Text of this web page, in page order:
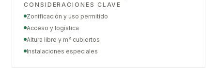
CONSIDERACIONES CLAVE
Zonificación y uso permitido
Acceso y logística
Altura libre y m² cubiertos
Instalaciones especiales